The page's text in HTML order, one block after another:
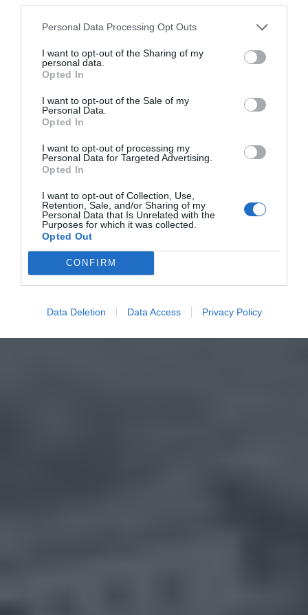
Personal Data Processing Opt Outs
I want to opt-out of the Sharing of my
personal data.
Opted In
I want to opt-out of the Sale of my
Personal Data.
Opted In
I want to opt-out of processing my
Personal Data for Targeted Advertising.
Opted In
I want to opt-out of Collection, Use,
Retention, Sale, and/or Sharing of my
Personal Data that Is Unrelated with the
Purposes for which it was collected.
Opted Out
CONFIRM
Data Deletion Data Access Privacy Policy